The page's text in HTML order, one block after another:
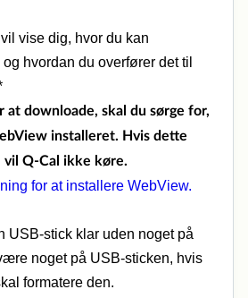
vise dig, hvor du kan
hvordan du overfører det til
at downloade, skal du sørge for,
installeret. Hvis dette
Q-Cal ikke køre.
for at installere WebView.
USB-stick klar uden noget på
noget på USB-sticken, hvis
formatere den.